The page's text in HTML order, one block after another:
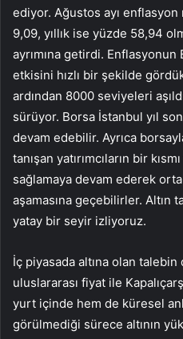
ediyor. Ağustos ayı enflasyon
9,09, yıllık ise yüzde 58,94
ayrımına getirdi.
etkisini hızlı bir şekilde
ardından 8000 seviyeleri
sürüyor. Borsa İstanbul yıl
devam edebilir. Ayrıca
tanışan yatırımcıların bir
sağlamaya devam ederek
aşamasına geçebilirler. Altın
yatay bir seyir izliyoruz.
İç piyasada altına olan
uluslararası fiyat ile
yurt içinde hem de küresel
görülmediği sürece altının